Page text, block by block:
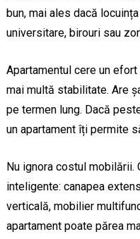
bun, mai ales dacă
universitare, birouri sau
Apartamentul cere un
mai multă stabilitate. Are
pe termen lung. Dacă
un apartament îți permite
Nu ignora costul
inteligente: canapea
verticală, mobilier
apartament poate părea